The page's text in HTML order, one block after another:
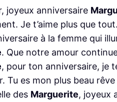
joyeux anniversaire
Je t’aime plus que tout.
à la femme qui
. Que notre amour
, pour ton anniversaire, je
Tu es mon plus beau
des Marguerite, joyeux